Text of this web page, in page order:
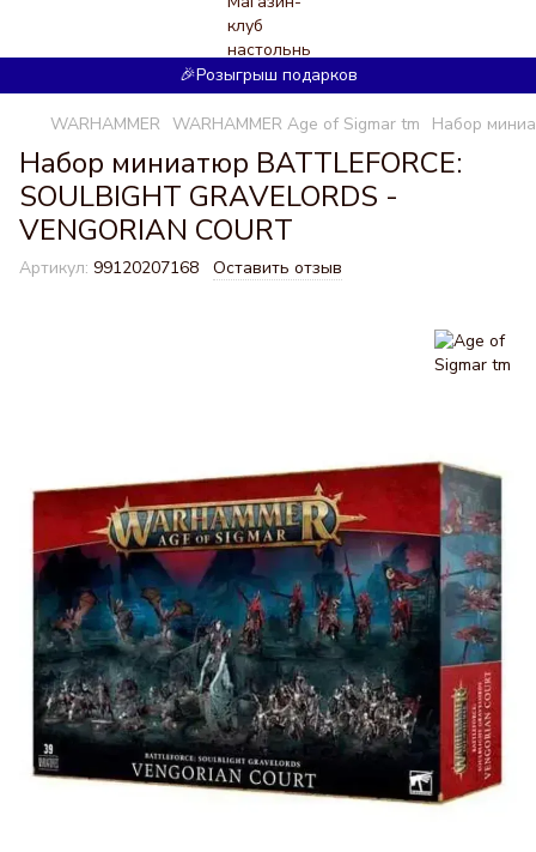
🎉Розыгрыш подарков
WARHAMMER WARHAMMER Age of Sigmar tm Набор
Набор миниатюр BATTLEFORCE:
SOULBIGHT GRAVELORDS -
VENGORIAN COURT
Артикул: 99120207168 Оставить отзыв